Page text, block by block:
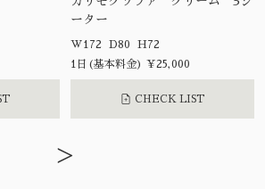
ーター
W172 D80 H72
1日(基本料金) ¥25,000
CHECK LIST
>